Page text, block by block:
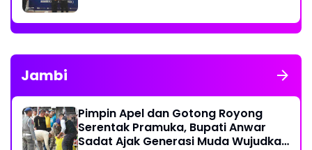
Jambi
Pimpin Apel dan Gotong Royong
Serentak Pramuka, Bupati Anwar
Sadat Ajak Generasi Muda Wujudkan